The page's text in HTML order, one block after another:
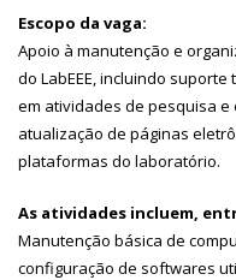
Escopo da vaga:
Apoio à manutenção e
do LabEEE, incluindo
em atividades de pesquisa e
atualização de páginas
plataformas do laboratório.
As atividades incluem,
Manutenção básica de
configuração de softwares